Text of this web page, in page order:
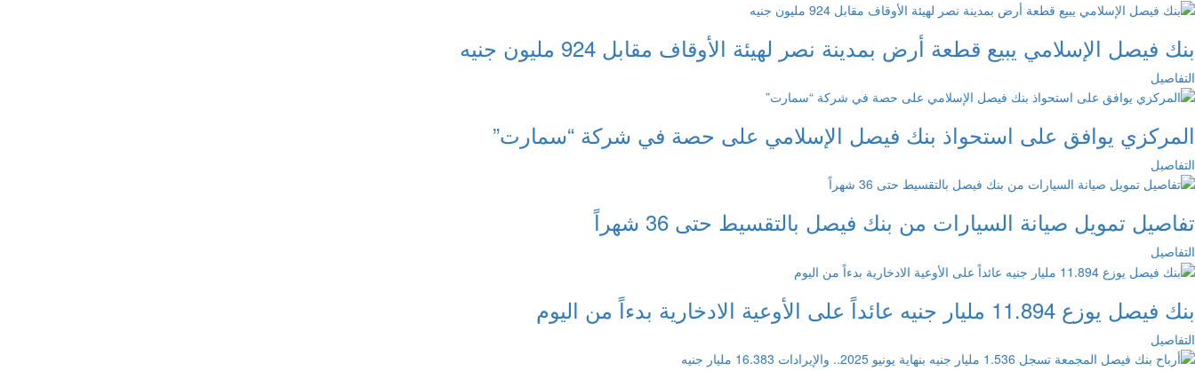
بنك فيصل الإسلامي يبيع قطعة أرض بمدينة نصر لهيئة الأوقاف مقابل 924 مليون جنيه
التفاصيل
المركزي يوافق على استحواذ بنك فيصل الإسلامي على حصة في شركة “سمارت”
التفاصيل
تفاصيل تمويل صيانة السيارات من بنك فيصل بالتقسيط حتى 36 شهراً
التفاصيل
بنك فيصل يوزع 11.894 مليار جنيه عائداً على الأوعية الادخارية بدءاً من اليوم
التفاصيل